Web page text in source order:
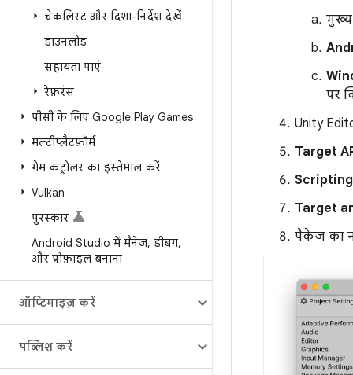
चेकलिस्ट और दिशा-निर्देश देखें
डाउनलोड
सहायता पाएं
रेफ़रंस
पीसी के लिए Google Play Games
मल्टीप्लैटफ़ॉर्म
गेम कंट्रोलर का इस्तेमाल करें
Vulkan
पुरस्कार
Android Studio में मैनेज, डीबग,
और प्रोफ़ाइल बनाना
ऑप्टिमाइज़ करें
पब्लिश करें
मुख्य
पर
Unity
Target
Target
पैकेज का